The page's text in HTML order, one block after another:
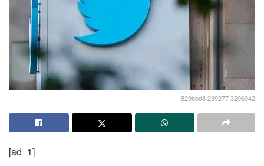
B29bbd8 239277 3296942
[ad_1]